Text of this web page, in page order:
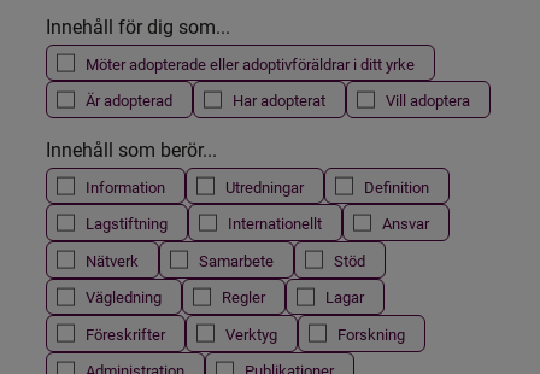
Innehåll för dig som...
Möter adopterade eller adoptivföräldrar i ditt yrke
Är adopterad
Har adopterat Vill adoptera
Innehåll som berör...
Information Utredningar
Definition
Lagstiftning
Internationellt
Ansvar
Nätverk
Samarbete
Stöd
Vägledning
Regler
Lagar
Föreskrifter
Verktyg
Forskning